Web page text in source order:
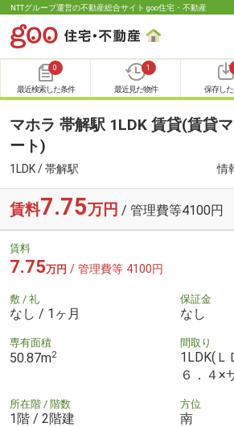
NTTグループ運営の不動産総合サイト goo住宅・不動産
0
最近検索した条件
1
最近見た物件 保存し
マホラ 帯解駅 1LDK 賃貸(賃貸
ート)
1LDK / 帯解駅 情
賃料7.75万円 / 管理費等4100円
賃料
7.75万円 / 管理費等 4100円
敷 / 礼
なし / 1ヶ月
保証金
なし
専有面積
50.87m2
間取り
1LDK(Ｌ
６．４×
所在階 / 階数
1階 / 2階建
方位
南